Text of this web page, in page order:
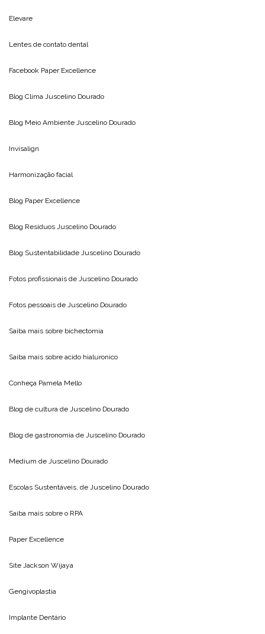
Elevare
Lentes de contato dental
Facebook Paper Excellence
Blog Clima Juscelino Dourado
Blog Meio Ambiente Juscelino Dourado
Invisalign
Harmonização facial
Blog Paper Excellence
Blog Resíduos Juscelino Dourado
Blog Sustentabilidade Juscelino Dourado
Fotos profissionais de Juscelino Dourado
Fotos pessoais de Juscelino Dourado
Saiba mais sobre bichectomia
Saiba mais sobre acido hialuronico
Conheça Pamela Mello
Blog de cultura de Juscelino Dourado
Blog de gastronomia de Juscelino Dourado
Medium de Juscelino Dourado
Escolas Sustentáveis, de Juscelino Dourado
Saiba mais sobre o RPA
Paper Excellence
Site Jackson Wijaya
Gengivoplastia
Implante Dentário